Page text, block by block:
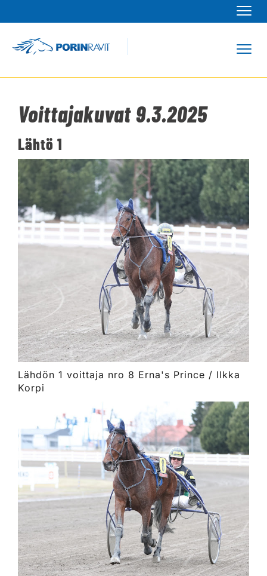
Voittajakuvat 9.3.2025
Lähtö 1
Lähdön 1 voittaja nro 8 Erna's Prince / Ilkka
Korpi